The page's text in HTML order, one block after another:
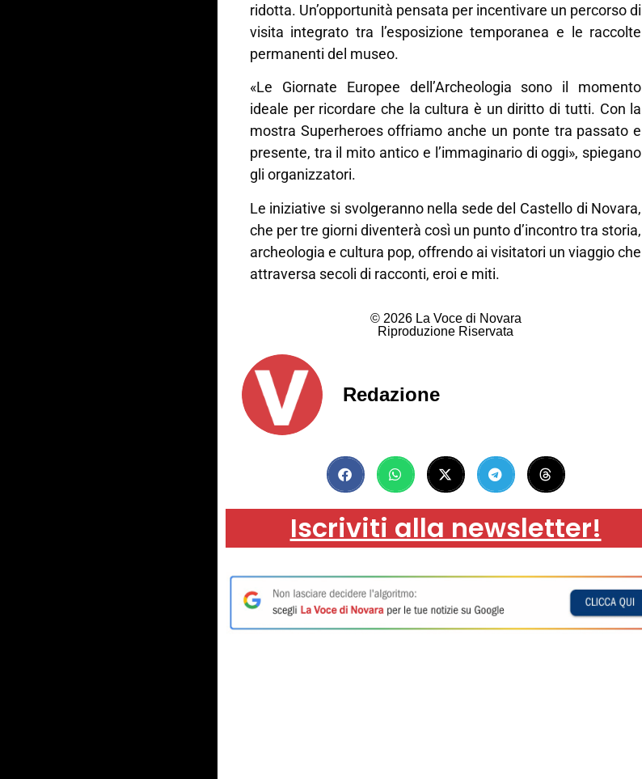
ridotta. Un’opportunità pensata per incentivare un percorso di
visita integrato tra l’esposizione temporanea e le raccolte
permanenti del museo.
«Le Giornate Europee dell’Archeologia sono il momento
ideale per ricordare che la cultura è un diritto di tutti. Con la
mostra Superheroes offriamo anche un ponte tra passato e
presente, tra il mito antico e l’immaginario di oggi», spiegano
gli organizzatori.
Le iniziative si svolgeranno nella sede del Castello di Novara,
che per tre giorni diventerà così un punto d’incontro tra storia,
archeologia e cultura pop, offrendo ai visitatori un viaggio che
attraversa secoli di racconti, eroi e miti.
© 2026 La Voce di Novara
Riproduzione Riservata
Redazione
Iscriviti alla newsletter!